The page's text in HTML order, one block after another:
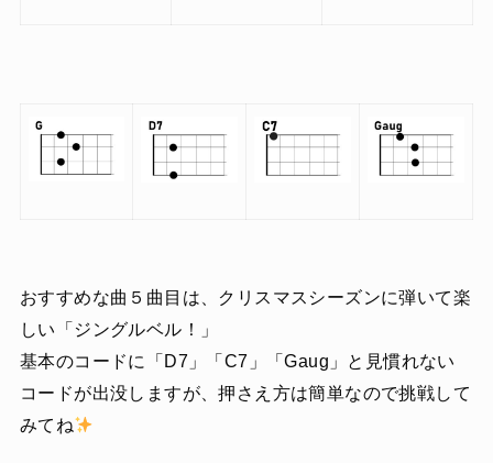
おすすめな曲５曲目は、クリスマスシーズンに弾いて楽
しい「ジングルベル！」
基本のコードに「D7」「C7」「Gaug」と見慣れない
コードが出没しますが、押さえ方は簡単なので挑戦して
みてね